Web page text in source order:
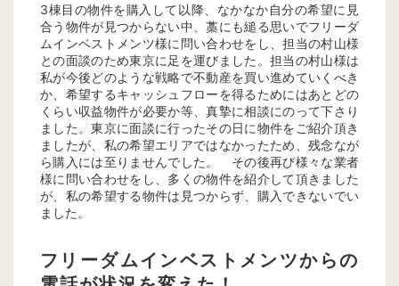
3棟目の物件を購入して以降、なかなか自分の希望に見
合う物件が見つからない中、藁にも縋る思いでフリーダ
ムインベストメンツ様に問い合わせをし、担当の村山様
との面談のため東京に足を運びました。担当の村山様は
私が今後どのような戦略で不動産を買い進めていくべき
か、希望するキャッシュフローを得るためにはあとどの
くらい収益物件が必要か等、真摯に相談にのって下さり
ました。東京に面談に行ったその日に物件をご紹介頂き
ましたが、私の希望エリアではなかったため、残念なが
ら購入には至りませんでした。 その後再び様々な業者
様に問い合わせをし、多くの物件を紹介して頂きました
が、私の希望する物件は見つからず、購入できないでい
ました。
フリーダムインベストメンツからの